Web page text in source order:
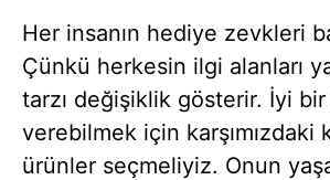
Her insanın hediye zevkleri
Çünkü herkesin ilgi alanları
tarzı değişiklik gösterir. İyi
verebilmek için karşımızdaki
ürünler seçmeliyiz. Onun